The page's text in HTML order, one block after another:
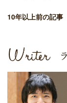
10年以上前の記事